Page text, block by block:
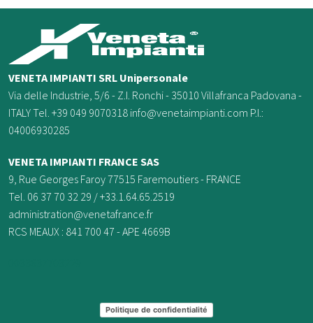
VENETA IMPIANTI SRL Unipersonale
Via delle Industrie, 5/6 - Z.I. Ronchi - 35010 Villafranca Padovana -
ITALY Tel. +39 049 9070318 info@venetaimpianti.com P.I.:
04006930285
VENETA IMPIANTI FRANCE SAS
9, Rue Georges Faroy 77515 Faremoutiers - FRANCE
Tel. 06 37 70 32 29 / +33.1.64.65.2519
administration@venetafrance.fr
RCS MEAUX : 841 700 47 - APE 4669B
Politique de confidentialité